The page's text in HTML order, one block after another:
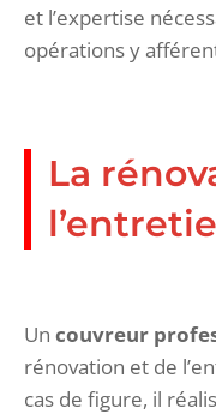
et l’expertise
opérations y
La
Un couvreur
rénovation et de
cas de figure, il